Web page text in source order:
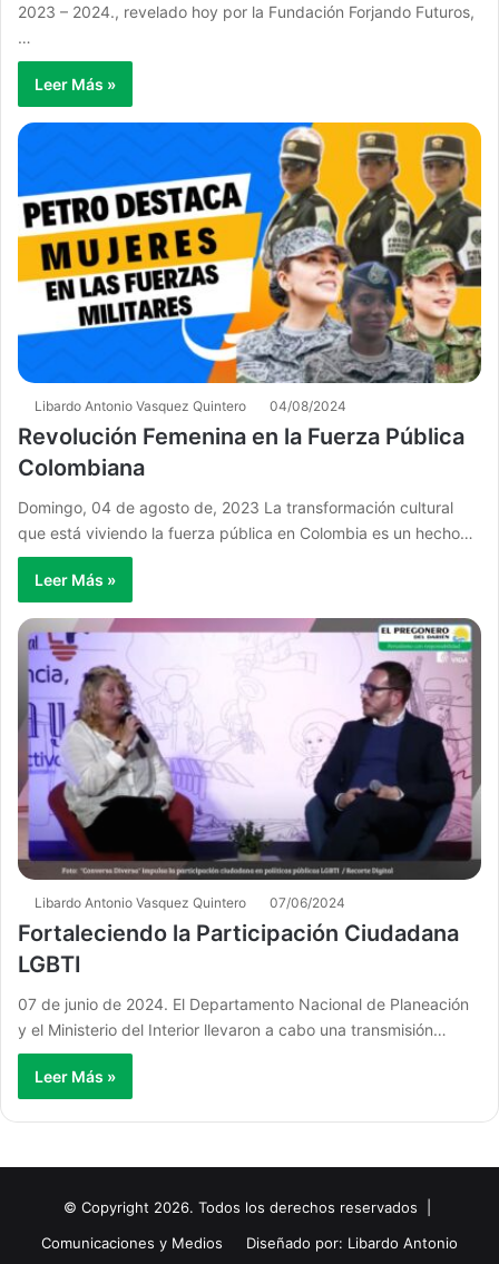
2023 – 2024., revelado hoy por la Fundación Forjando Futuros,
…
Leer Más »
Libardo Antonio Vasquez Quintero 04/08/2024
Revolución Femenina en la Fuerza Pública
Colombiana
Domingo, 04 de agosto de, 2023 La transformación cultural
que está viviendo la fuerza pública en Colombia es un hecho…
Leer Más »
Libardo Antonio Vasquez Quintero 07/06/2024
Fortaleciendo la Participación Ciudadana
LGBTI
07 de junio de 2024. El Departamento Nacional de Planeación
y el Ministerio del Interior llevaron a cabo una transmisión…
Leer Más »
© Copyright 2026. Todos los derechos reservados |
Comunicaciones y Medios
Diseñado por: Libardo Antonio